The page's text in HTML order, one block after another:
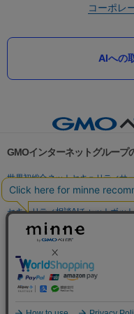
コーポレ
AIへの
GMOインターネットグループ
世界初総合ネットセキュリティサ
パスワード漏洩診断
Webサイ
セキュリティ相談AIチャットボット
実在証明・盗聴対策
サイバー攻撃対策（GMO Flatt
セキュリティ事業の軌跡